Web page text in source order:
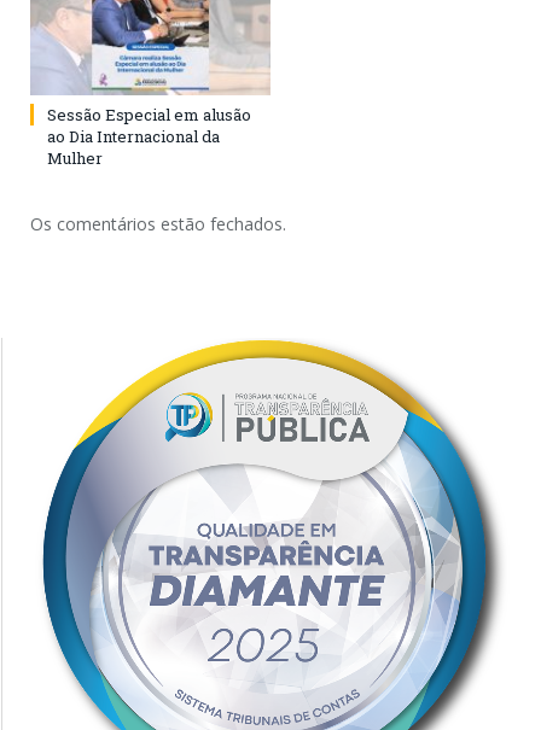
Sessão Especial em alusão
ao Dia Internacional da
Mulher
Os comentários estão fechados.